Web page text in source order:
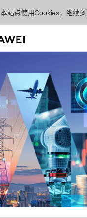
本站点使用Cookies，继续